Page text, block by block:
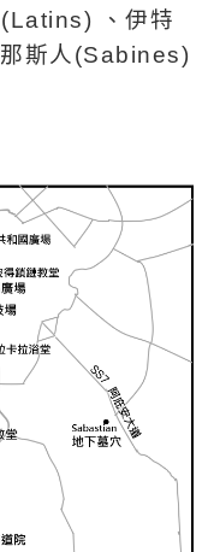
(Latins)
、伊特
那斯人(Sabines)